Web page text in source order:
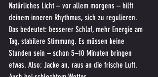
Natürliches Licht – vor allem morgens – hilft
deinem inneren Rhythmus, sich zu regulieren.
Das bedeutet: besserer Schlaf, mehr Energie am
Tag, stabilere Stimmung. Es müssen keine
Stunden sein – schon 5–10 Minuten bringen
etwas. Also: Jacke an, raus an die frische Luft.